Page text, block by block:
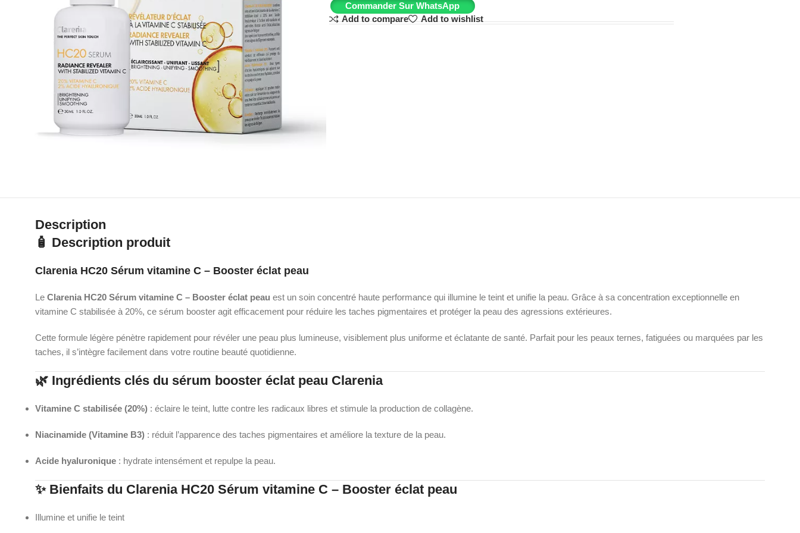
Commander Sur WhatsApp
Add to compare
Add to wishlist
Description
🧴 Description produit
Clarenia HC20 Sérum vitamine C – Booster éclat peau
LeClarenia HC20 Sérum vitamine C – Booster éclat peau est un soin concentré haute performance qui illumine le teint et unifie la peau. Grâce à sa concentration exceptionnelle en
vitamine C stabilisée à 20%, ce sérum booster agit efficacement pour réduire les taches pigmentaires et protéger la peau des agressions extérieures.
Cette formule légère pénètre rapidement pour révéler une peau plus lumineuse, visiblement plus uniforme et éclatante de santé. Parfait pour les peaux ternes, fatiguées ou marquées par les
taches, il s’intègre facilement dans votre routine beauté quotidienne.
🌿 Ingrédients clés du sérum booster éclat peau Clarenia
Vitamine C stabilisée (20%) : éclaire le teint, lutte contre les radicaux libres et stimule la production de collagène.
Niacinamide (Vitamine B3) : réduit l’apparence des taches pigmentaires et améliore la texture de la peau.
Acide hyaluronique : hydrate intensément et repulpe la peau.
✨ Bienfaits du Clarenia HC20 Sérum vitamine C – Booster éclat peau
Illumine et unifie le teint